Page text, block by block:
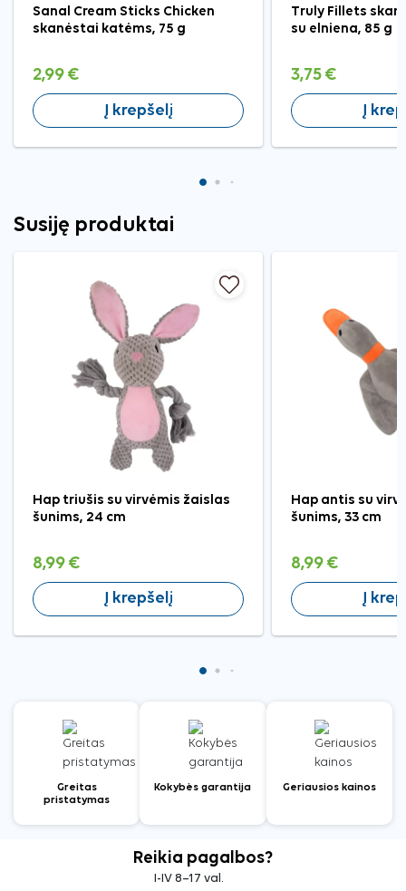
Sanal Cream Sticks Chicken
skanėstai katėms, 75 g
2,99 €
Į krepšelį
Truly Fillets
su elniena, 85 g
3,75 €
Į
Susiję produktai
Hap triušis su virvėmis žaislas
šunims, 24 cm
8,99 €
Į krepšelį
Hap antis su
šunims, 33 cm
8,99 €
Į
Greitas
pristatymas
Kokybės garantija Geriausios kainos
Reikia pagalbos?
I-IV 8–17 val.